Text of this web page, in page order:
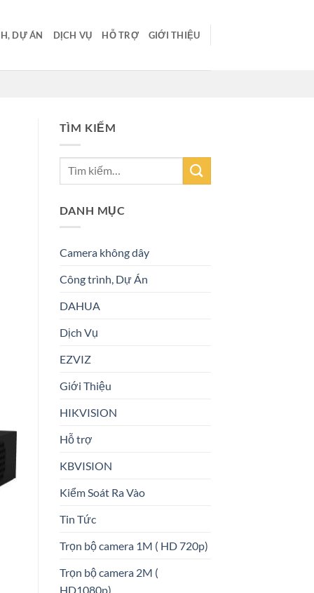
DỰ ÁN DỊCH VỤ HỖ TRỢ GIỚI THIỆU
TÌM KIẾM
DANH MỤC
Camera không dây
Công trình, Dự Án
DAHUA
Dịch Vụ
EZVIZ
Giới Thiệu
HIKVISION
Hỗ trợ
KBVISION
Kiểm Soát Ra Vào
Tin Tức
Trọn bộ camera 1M ( HD 720p)
Trọn bộ camera 2M (
HD1080p)